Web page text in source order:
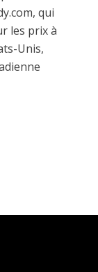
qui
les prix à
Unis,